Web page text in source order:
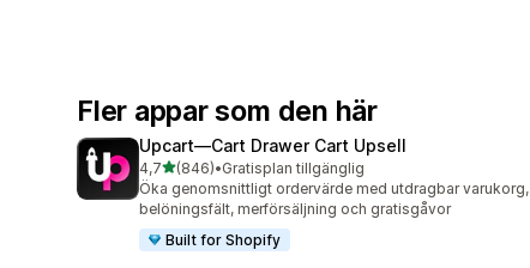
Fler appar som den här
Upcart—Cart Drawer Cart Upsell
4,7av 5 stjärnor
(846)
846 recensioner totalt
•Gratisplan tillgänglig
Öka genomsnittligt ordervärde med utdragbar varukorg,
belöningsfält, merförsäljning och gratisgåvor
Built for Shopify